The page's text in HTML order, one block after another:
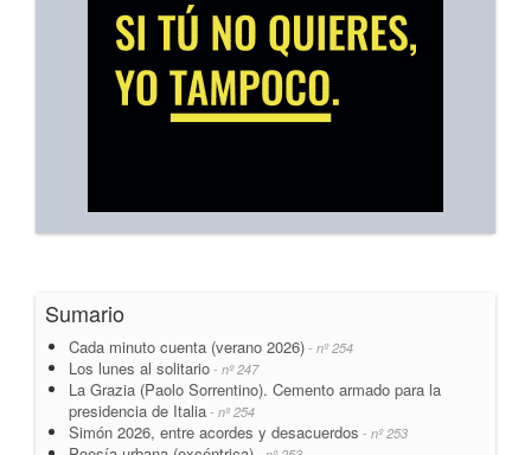
Sumario
Cada minuto cuenta (verano 2026) - nº 254
Los lunes al solitario - nº 247
La Grazia (Paolo Sorrentino). Cemento armado para la
presidencia de Italia - nº 254
Simón 2026, entre acordes y desacuerdos - nº 253